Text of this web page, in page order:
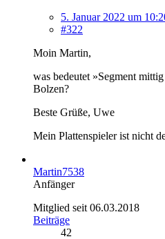
5. Januar 2022 um
#322
Moin Martin,
was bedeutet »Segment
Bolzen?
Beste Grüße, Uwe
Mein Plattenspieler ist nicht
Martin7538
Anfänger
Mitglied seit 06.03.2018
Beiträge
42